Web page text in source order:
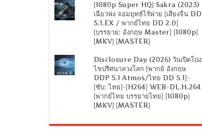
[1080p Super HQ] Sakra (2023)
เฉียวฟง จอมยุทธ์ไร้พ่าย [เสียงจีน DD
5.1.EX / พากย์ไทย DD 2.0]
[บรรยาย: อังกฤษ Master] [1080p]
[MKV] [MASTER]
Disclosure Day (2026) วันเปิดโปง
ไขปริศนาลวงโลก [พากย์ อังกฤษ
DDP 5.1 Atmos/ไทย DD 5.1]-
[ซับ: ไทย]-[H264] WEB-DL.H.264
[พากย์ไทย บรรยายไทย] [1080p]
[MKV] [MASTER]